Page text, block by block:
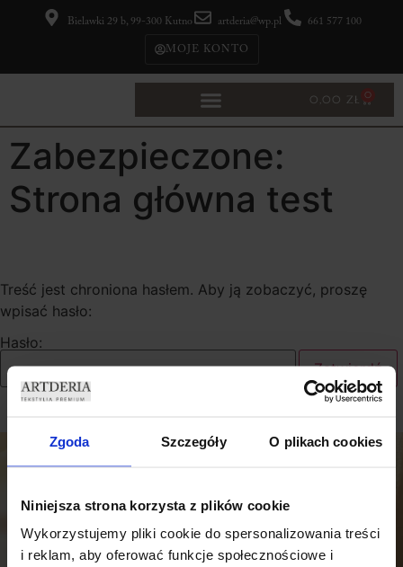
Zgoda Szczegóły O plikach cookies
Niniejsza strona korzysta z plików cookie
Wykorzystujemy pliki cookie do spersonalizowania treści
i reklam, aby oferować funkcje społecznościowe i
MOJE KONTO
Bielawki 29 b, 99-300 Kutno artderia@wp.pl 661 577 100
0,00 ZŁ 0
Zabezpieczone:
Strona główna test
Treść jest chroniona hasłem. Aby ją zobaczyć, proszę
wpisać hasło:
Hasło: